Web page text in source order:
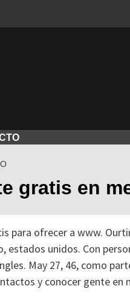
gratis en
para ofrecer a www.
estados unidos. Con
May 27, 46, como
y conocer gente en